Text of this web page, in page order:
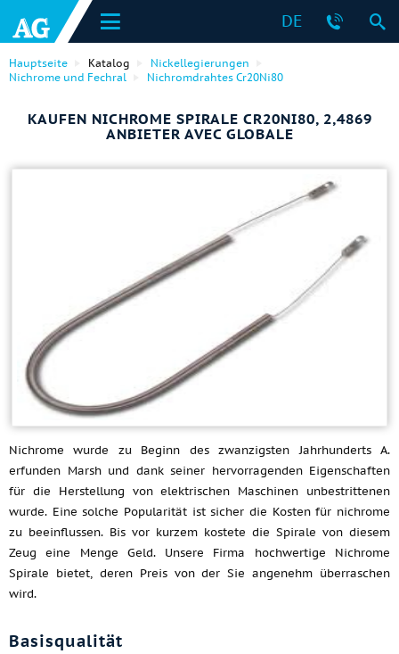
DE
Hauptseite Katalog
Nickellegierungen
Nichrome und Fechral
Nichromdrahtes Cr20Ni80
KAUFEN NICHROME SPIRALE CR20NI80, 2,4869
ANBIETER AVEC GLOBALE
Nichrome wurde zu Beginn des zwanzigsten Jahrhunderts A.
erfunden Marsh und dank seiner hervorragenden Eigenschaften
für die Herstellung von elektrischen Maschinen unbestrittenen
wurde. Eine solche Popularität ist sicher die Kosten für nichrome
zu beeinflussen. Bis vor kurzem kostete die Spirale von diesem
Zeug eine Menge Geld. Unsere Firma hochwertige Nichrome
Spirale bietet, deren Preis von der Sie angenehm überraschen
wird.
Basisqualität